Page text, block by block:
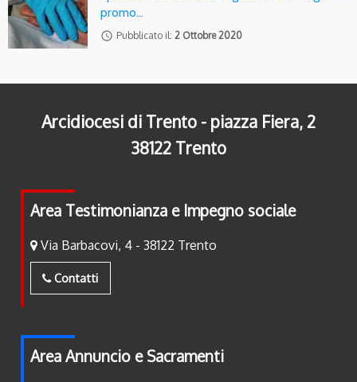
promo…
access_time Pubblicato il: 2 Ottobre 2020
Arcidiocesi di Trento - piazza Fiera, 2
38122 Trento
Area Testimonianza e Impegno sociale
Via Barbacovi, 4 - 38122 Trento
Contatti
Area Annuncio e Sacramenti